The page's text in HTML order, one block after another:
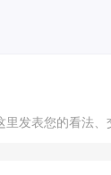
发表您的看法、